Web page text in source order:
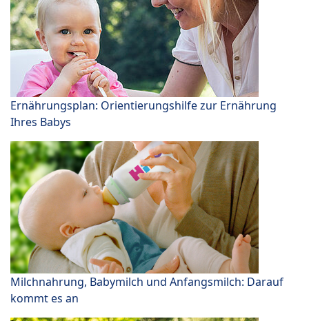
Ernährungsplan: Orientierungshilfe zur Ernährung
Ihres Babys
Milchnahrung, Babymilch und Anfangsmilch: Darauf
kommt es an